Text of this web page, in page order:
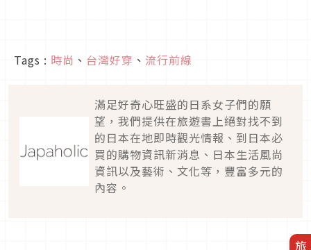
Tags : 時尚 、 台灣好穿 、 流行前線
滿足好奇心旺盛的日系女子們的願
望，我們提供在旅遊書上絕對找不到
的日本在地即時觀光情報、到日本必
買的購物資訊新消息、日本生活風尚
資訊以及藝術、文化等，豐富多元的
內容。